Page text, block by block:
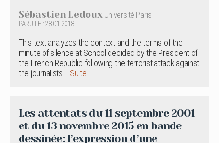
Sébastien LedouxUniversité Paris I
PARU LE : 28.01.2018
This text analyzes the context and the terms of the
minute of silence at School decided by the President of
the French Republic following the terrorist attack against
the journalists... Suite
Les attentats du 11 septembre 2001
et du 13 novembre 2015 en bande
dessinée : l’expression d’une